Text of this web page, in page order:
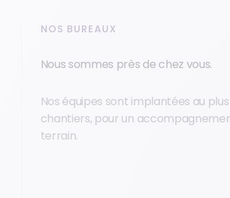
NOS BUREAUX
Nous sommes près de chez vous.
Nos équipes sont implantées au
chantiers, pour un
terrain.